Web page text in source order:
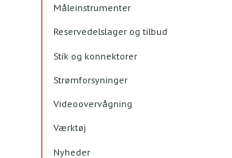
Måleinstrumenter
Reservedelslager og tilbud
Stik og konnektorer
Strømforsyninger
Videoovervågning
Værktøj
Nyheder